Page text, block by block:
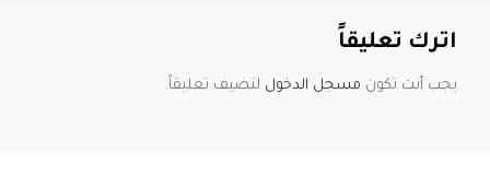
اترك تعليقاً
يجب أنت تكون مسجل الدخول لتضيف تعليقاً.